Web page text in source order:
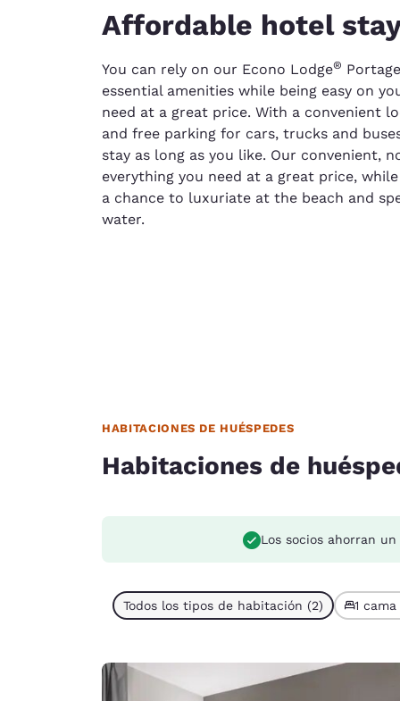
Affordable hotel
You can rely on our Econo Lodge®
essential amenities while being easy on
need at a great price. With a convenient
and free parking for cars, trucks and
stay as long as you like. Our convenient,
everything you need at a great price,
a chance to luxuriate at the beach and
water.
HABITACIONES DE HUÉSPEDES
Habitaciones de
Los socios ahorran un
Todos los tipos de habitación (2) 1 cama